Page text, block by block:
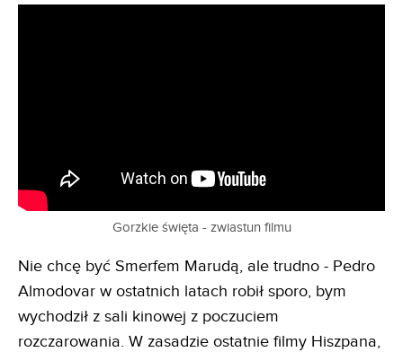
Gorzkie święta - zwiastun filmu
Nie chcę być Smerfem Marudą, ale trudno - Pedro
Almodovar w ostatnich latach robił sporo, bym
wychodził z sali kinowej z poczuciem
rozczarowania. W zasadzie ostatnie filmy Hiszpana,